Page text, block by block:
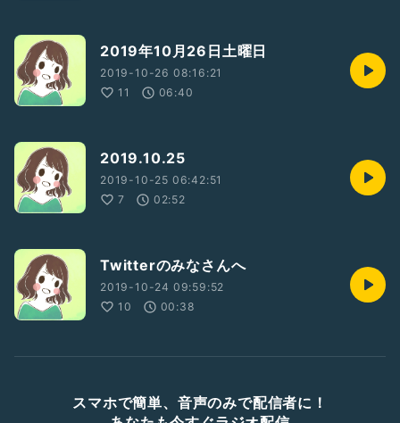
2019年10月26日土曜日
2019-10-26 08:16:21
11
06:40
2019.10.25
2019-10-25 06:42:51
7
02:52
Twitterのみなさんへ
2019-10-24 09:59:52
10
00:38
スマホで簡単、音声のみで配信者に！